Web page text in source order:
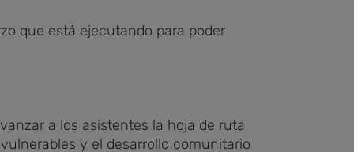
que está ejecutando para poder
a los asistentes la hoja de ruta
y el desarrollo comunitario